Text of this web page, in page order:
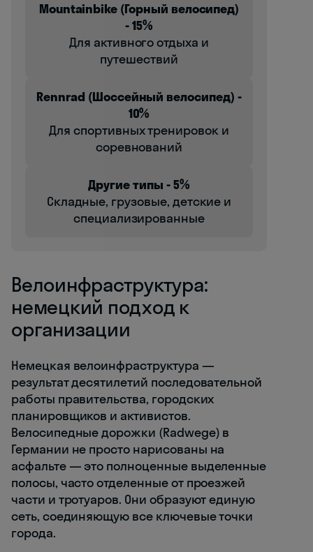
Mountainbike (Горный велосипед)
- 15%
Для активного отдыха и
путешествий
Rennrad (Шоссейный велосипед) -
10%
Для спортивных тренировок и
соревнований
Другие типы - 5%
Складные, грузовые, детские и
специализированные
Велоинфраструктура:
немецкий подход к
организации
Немецкая велоинфраструктура —
результат десятилетий последовательной
работы правительства, городских
планировщиков и активистов.
Велосипедные дорожки (Radwege) в
Германии не просто нарисованы на
асфальте — это полноценные выделенные
полосы, часто отделенные от проезжей
части и тротуаров. Они образуют единую
сеть, соединяющую все ключевые точки
города.